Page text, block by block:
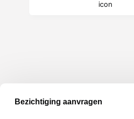
Bezichtiging aanvragen